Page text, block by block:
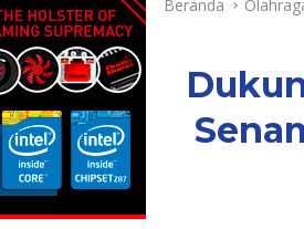
Beranda